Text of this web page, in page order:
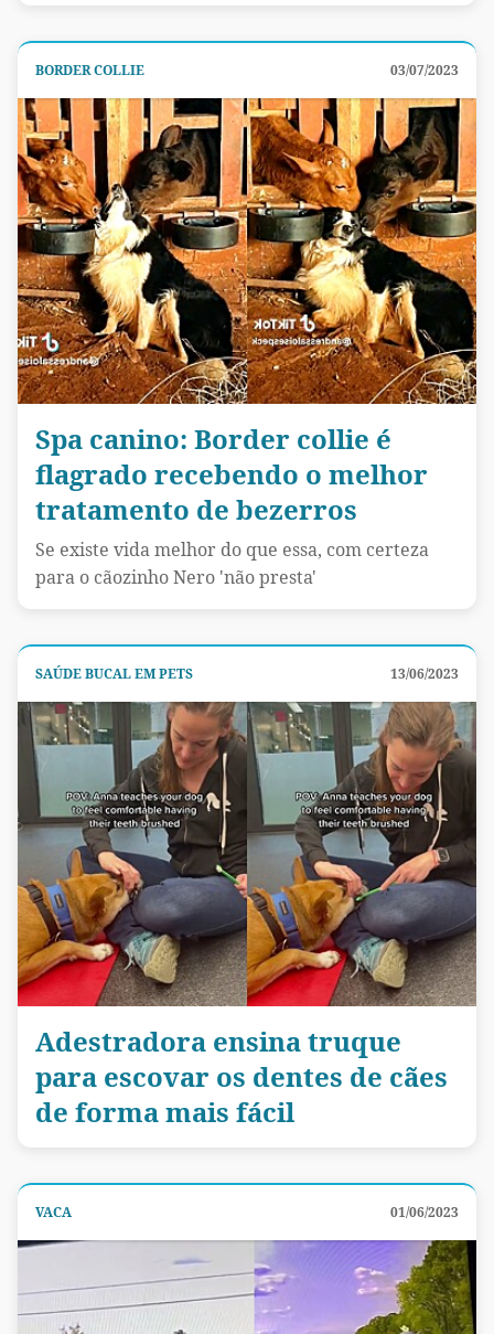
BORDER COLLIE 03/07/2023
Spa canino: Border collie é
flagrado recebendo o melhor
tratamento de bezerros
Se existe vida melhor do que essa, com certeza
para o cãozinho Nero 'não presta'
SAÚDE BUCAL EM PETS 13/06/2023
Adestradora ensina truque
para escovar os dentes de cães
de forma mais fácil
VACA 01/06/2023